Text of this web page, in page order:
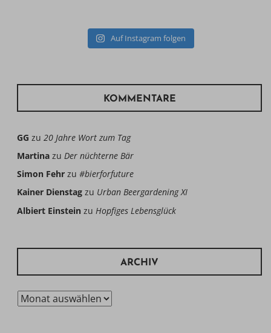
Auf Instagram folgen
KOMMENTARE
GG zu 20 Jahre Wort zum Tag
Martina zu Der nüchterne Bär
Simon Fehr zu #bierforfuture
Kainer Dienstag zu Urban Beergardening XI
Albiert Einstein zu Hopfiges Lebensglück
ARCHIV
Archiv